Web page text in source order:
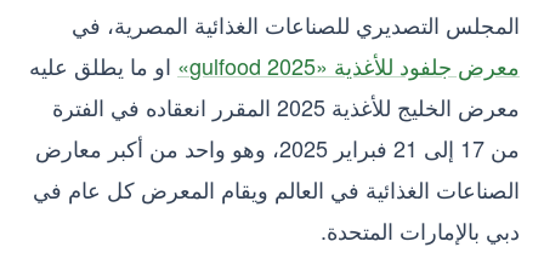
المجلس التصديري للصناعات الغذائية المصرية، في
معرض جلفود للأغذية «gulfood 2025»
او ما يطلق عليه
معرض الخليج للأغذية 2025 المقرر انعقاده في الفترة
من 17 إلى 21 فبراير 2025، وهو واحد من أكبر معارض
الصناعات الغذائية في العالم ويقام المعرض كل عام في
دبي بالإمارات المتحدة.